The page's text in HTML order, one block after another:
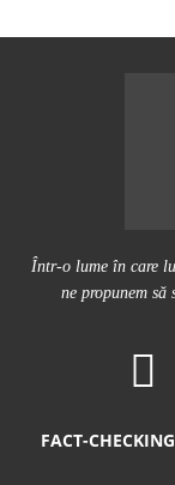
Într-o lume în care
ne propunem
FACT-